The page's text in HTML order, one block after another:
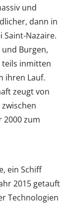
und
dann in
Saint-Nazaire.
Burgen,
teils inmitten
ihren Lauf.
zeugt von
2000 zum
ein Schiff
2015 getauft
Technologien